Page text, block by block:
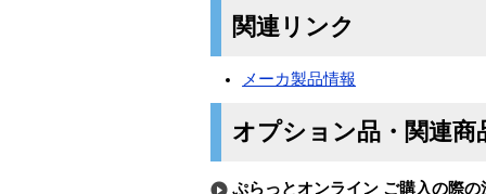
関連リンク
メーカ製品情報
オプション品・関連商
ぷらっとオンライン ご購入の際の